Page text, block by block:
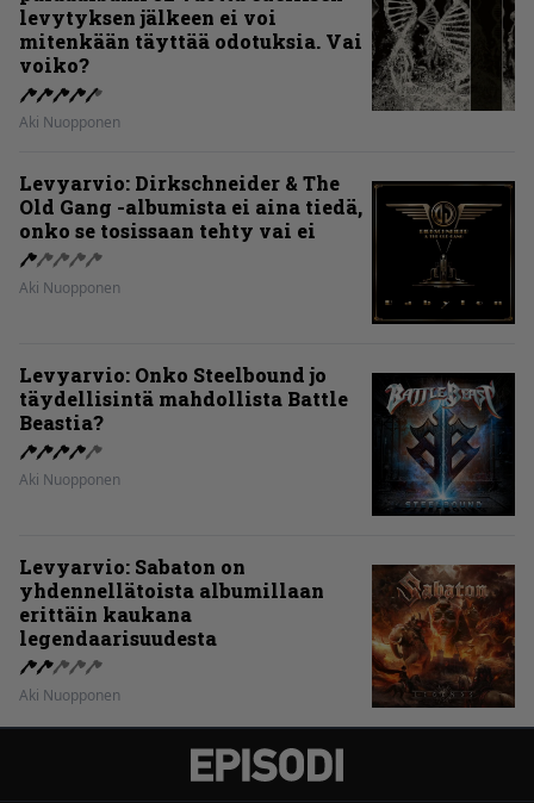
levytyksen jälkeen ei voi
mitenkään täyttää odotuksia. Vai
voiko?
Aki Nuopponen
Levyarvio: Dirkschneider & The
Old Gang -albumista ei aina tiedä,
onko se tosissaan tehty vai ei
Aki Nuopponen
Levyarvio: Onko Steelbound jo
täydellisintä mahdollista Battle
Beastia?
Aki Nuopponen
Levyarvio: Sabaton on
yhdennellätoista albumillaan
erittäin kaukana
legendaarisuudesta
Aki Nuopponen